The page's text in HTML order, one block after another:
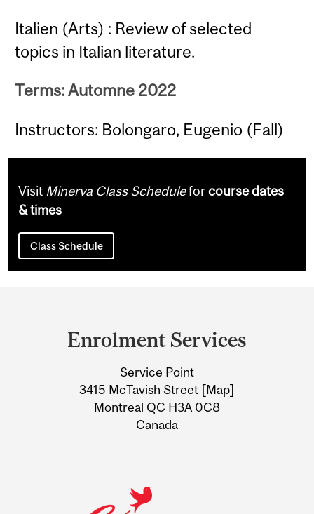
Italien (Arts) : Review of selected
topics in Italian literature.
Terms: Automne 2022
Instructors: Bolongaro, Eugenio (Fall)
Visit Minerva Class Scheduleforcourse dates
& times
Class Schedule
Information
Enrolment Services
Service Point
3415 McTavish Street [Map]
Montreal QC H3A 0C8
Canada